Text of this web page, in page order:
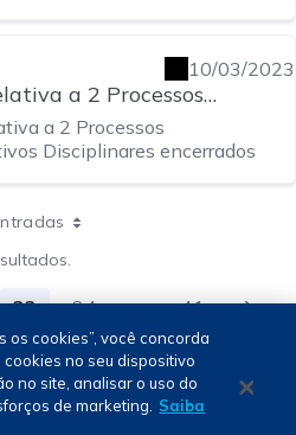
10/03/2023
a 2 Processos
Disciplinares
a 2 Processos
Disciplinares encerrados
33 34 ... 41
os cookies”, você concorda
no seu dispositivo
no site, analisar o uso do
de marketing.
Saiba